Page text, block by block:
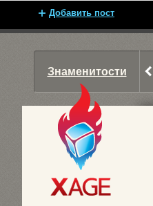
Добавить пост
Знаменитости